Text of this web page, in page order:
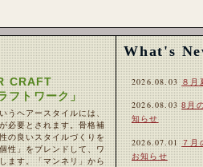
CRAFT
フトワーク」
うヘアースタイルには、
必要とされます。骨格補
の良いスタイルづくりを
性」をブレンドして、ワ
ます。「マンネリ」から
What's
2026.08.03 ８月
2026.08.03 8月
知らせ
2026.07.01 ７月
お知らせ